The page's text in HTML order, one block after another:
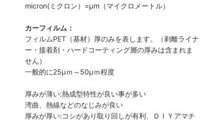
micron(ミクロン）=µm（マイクロメートル）
カーフィルム：
フィルムPET（基材）厚のみを表します。（剥離ライナ
ー・接着剤・ハードコーティング層の厚みは含まれま
せん）
一般的に25µｍ～50µｍ程度
厚みが薄い:熱成型特性が良い事が多い
湾曲、熱線などのなじみが良い
厚みが厚い:コシがあり取り回しが有利、ＤＩＹアマチ